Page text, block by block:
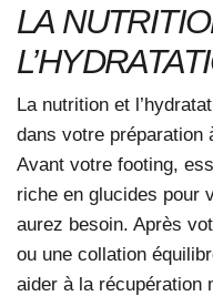
LA
La nutrition et
dans votre préparation
Avant votre footing,
riche en glucides pour
aurez besoin. Après
ou une collation
aider à la récupération